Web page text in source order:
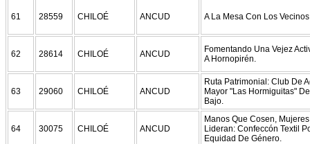
61 28559 CHILOÉ ANCUD A La Mesa Con Los
62 28614 CHILOÉ ANCUD
Fomentando Una Vejez
A Hornopirén.
63 29060 CHILOÉ ANCUD
Ruta Patrimonial: Club De
Mayor "Las Hormiguitas"
Bajo.
64 30075 CHILOÉ ANCUD
Manos Que Cosen,
Lideran: Confeccón Textil
Equidad De Género.